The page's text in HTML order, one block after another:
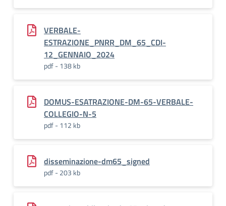
VERBALE-
ESTRAZIONE_PNRR_DM_65_CDI-
12_GENNAIO_2024
pdf - 138 kb
DOMUS-ESATRAZIONE-DM-65-VERBALE-
COLLEGIO-N-5
pdf - 112 kb
disseminazione-dm65_signed
pdf - 203 kb